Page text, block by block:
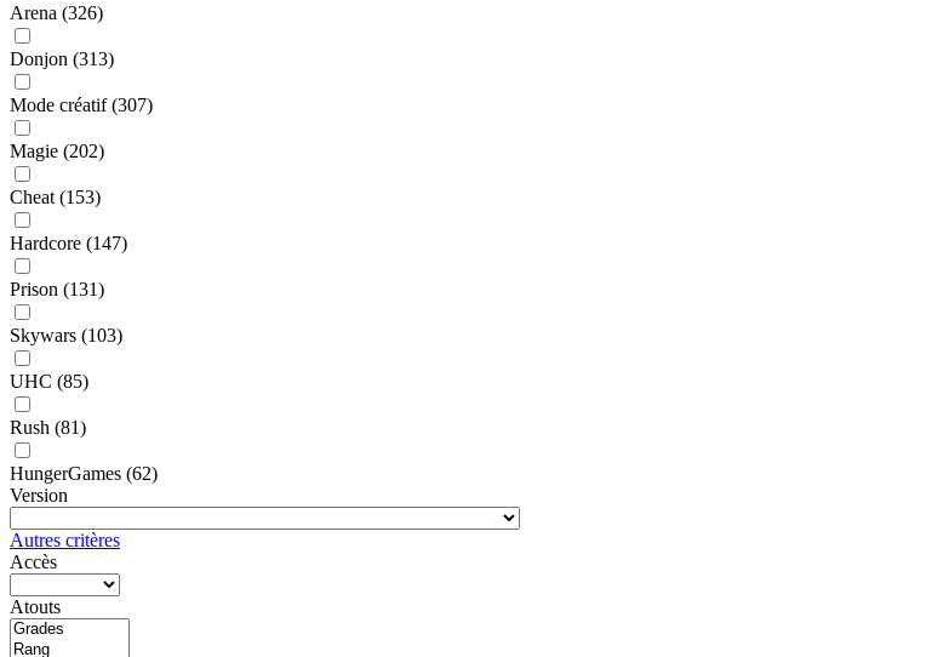
Arena (326)
Donjon (313)
Mode créatif(307)
Magie (202)
Cheat (153)
Hardcore (147)
Prison (131)
Skywars (103)
UHC (85)
Rush (81)
HungerGames (62)
Version
Autres critères
Accès
Atouts